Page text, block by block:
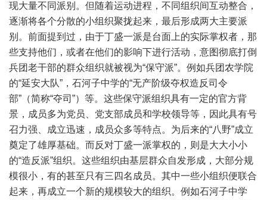
现大量不同派别。但随着运动进程，不同组织间互动整合，
逐渐将各个分散的小组织聚拢起来，最后形成两大主要派
别。前面提到过，由于丁盛一派是台面上的实际掌权者，那
些支持他们，或者在他们的影响下进行活动，意图彻底打倒
兵团老干部的群众组织就被视为“保守派”。例如兵团农学院
的“延安大队”，石河子中学的“无产阶级夺权造反司令
部”（简称“夺司”）等。这些保守派组织具有一定的官方背
景，成员多为党员、党支部成员和学校领导等，因此具有号
召力强、成立迅速，成员众多等特点。为后来的“八野”成立
奠定了雄厚基础。而反对丁盛一派掌权的，则是大大小小
的“造反派”组织。这些组织由基层群众自发形成，大部分规
模很小，有的甚至只有三四名成员。其中一些小组织便联合
起来，再成立一个新的规模较大的组织。例如石河子中学